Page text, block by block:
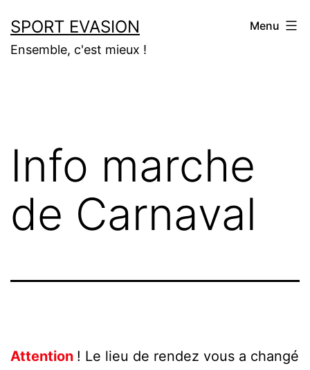
au
contenu
SPORT EVASION
Ensemble, c'est mieux !
Menu
Info marche
de Carnaval
Attention ! Le lieu de rendez vous a changé